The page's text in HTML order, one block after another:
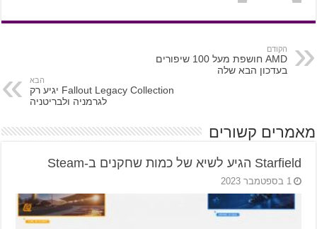
הקודם
AMD חושפת מעל 100 שיפורים
בעדכון הבא שלה
הבא
Fallout Legacy Collection יגיע רק
לגרמניה ולבריטניה
מאמרים קשורים
Starfield הגיע לשיא של כמות שחקנים ב-Steam
1 בספטמבר 2023